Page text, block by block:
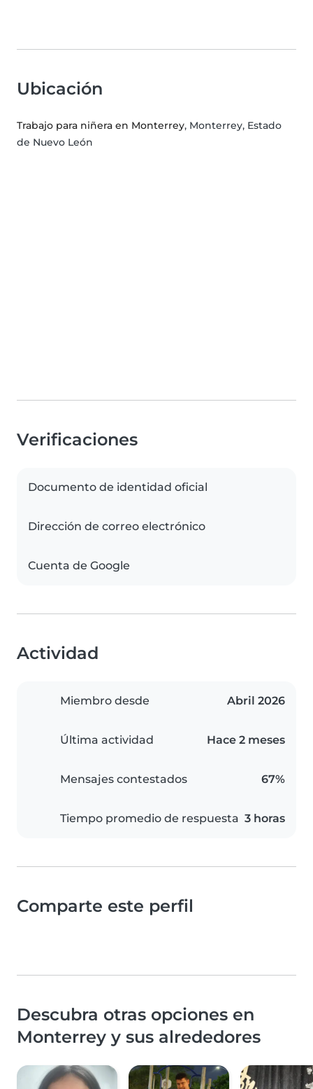
Ubicación
Trabajo para niñera en Monterrey, Monterrey, Estado
de Nuevo León
Verificaciones
Documento de identidad oficial
Dirección de correo electrónico
Cuenta de Google
Actividad
Miembro desde Abril 2026
Última actividad Hace 2 meses
Mensajes contestados 67%
Tiempo promedio de respuesta 3 horas
Comparte este perfil
Descubra otras opciones en
Monterrey y sus alrededores